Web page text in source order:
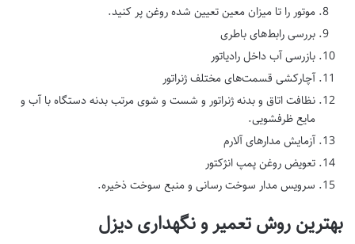
موتور را تا میزان معین تعیین شده روغن پر کنید.
بررسی رابط‌های باطری
بازرسی آب داخل رادیاتور
آچارکشی قسمت‌های مختلف ژنراتور
نظافت اتاق و بدنه ژنراتور و شست و شوی مرتب بدنه دستگاه با آب و
مایع ظرفشویی.
آزمایش مدارهای آلارم
تعویض روغن پمپ انژکتور
سرویس مدار سوخت رسانی و منبع سوخت ذخیره.
بهترین روش تعمیر و نگهداری دیزل